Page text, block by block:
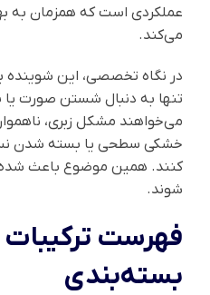
عملکردی است که همزمان به
می‌کند.
در نگاه تخصصی، این شوینده
تنها به دنبال شستن صورت یا
می‌خواهند مشکل زبری،
خشکی سطحی یا بسته شدن
کنند. همین موضوع باعث شده
شوند.
فهرست
بسته‌بندی